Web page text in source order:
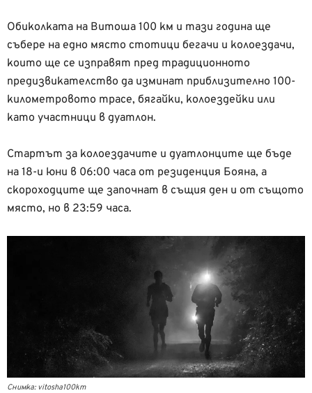
Обиколката на Витоша 100 км и тази година ще
събере на едно място стотици бегачи и колоездачи,
които ще се изправят пред традиционното
предизвикателство да изминат приблизително 100-
километровото трасе, бягайки, колоездейки или
като участници в дуатлон.
Стартът за колоездачите и дуатлонците ще бъде
на 18-и юни в 06:00 часа от резиденция Бояна, а
скороходците ще започнат в същия ден и от същото
място, но в 23:59 часа.
Снимка: vitosha100km